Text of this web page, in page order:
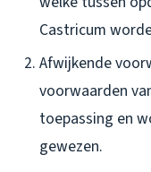
Castricum
Afwijkende
voorwaarden
toepassing en
gewezen.